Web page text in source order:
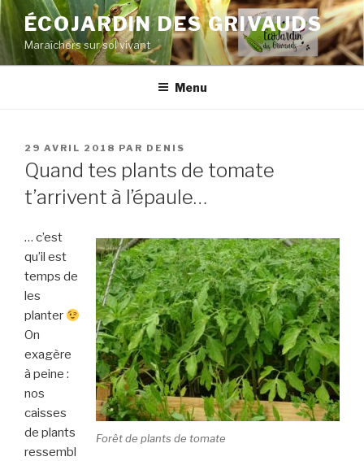
Aller
au
contenu
principal
ÉCOJARDIN DES GRIVAUDS
Maraîchers sur sol vivant
Menu
PUBLIÉ
LE
29 AVRIL 2018 PAR DENIS
Quand tes plants de tomate
t’arrivent à l’épaule…
Forêt de plants de tomate
… c’est
qu’il est
temps de
les
planter
On
exagère
à peine :
nos
caisses
de plants
ressembl